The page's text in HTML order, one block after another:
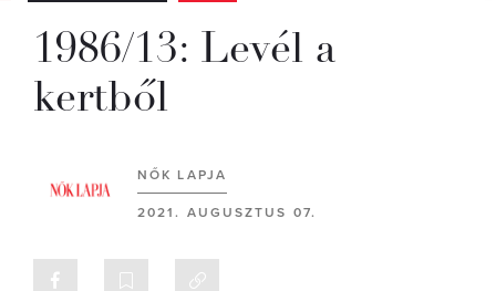
1986/13: Levél a
kertből
NŐK LAPJA
2021. AUGUSZTUS 07.